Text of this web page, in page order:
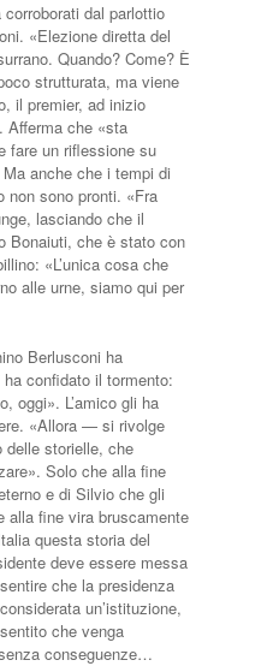
dal parlottio
«Elezione diretta del
Quando? Come? È
strutturata, ma viene
il pre­mier, ad inizio
Afferma che «sta
fare un riflessione su
anche che i tempi di
non sono pronti. «Fra
la­sciando che il
Bonaiuti, che è stato con
«L’unica cosa che
alle urne, siamo qui per
Berlu­sconi ha
confidato il tormento:
oggi». L’amico gli ha
«Allora — si rivol­ge
storiel­le, che
So­lo che alla fine
e di Silvio che gli
alla fine vira bruscamente
questa storia del
deve essere messa
che la presidenza
un’istituzione,
che ven­ga
conse­guenze…